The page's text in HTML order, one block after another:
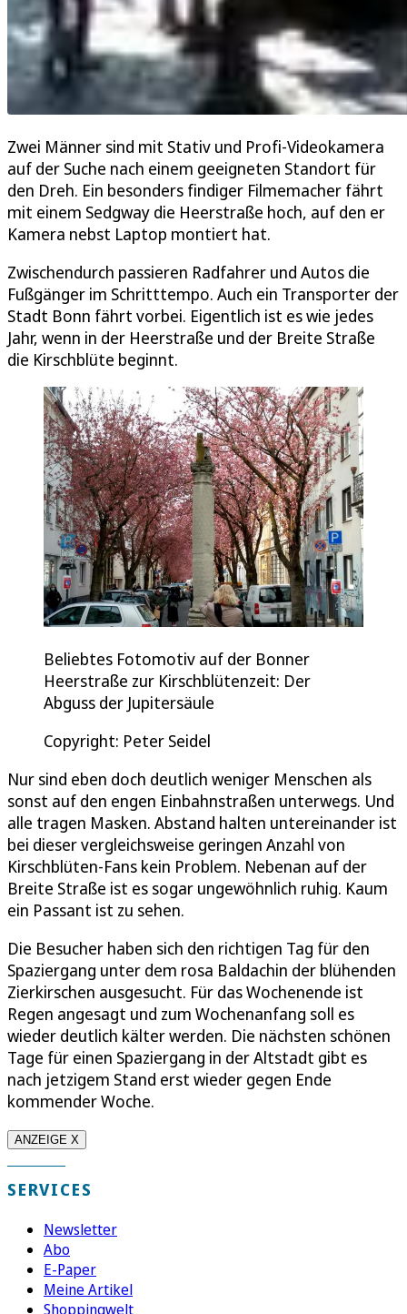
Zwei Männer sind mit Stativ und Profi-Videokamera
auf der Suche nach einem geeigneten Standort für
den Dreh. Ein besonders findiger Filmemacher fährt
mit einem Sedgway die Heerstraße hoch, auf den er
Kamera nebst Laptop montiert hat.
Zwischendurch passieren Radfahrer und Autos die
Fußgänger im Schritttempo. Auch ein Transporter der
Stadt Bonn fährt vorbei. Eigentlich ist es wie jedes
Jahr, wenn in der Heerstraße und der Breite Straße
die Kirschblüte beginnt.
Beliebtes Fotomotiv auf der Bonner
Heerstraße zur Kirschblütenzeit: Der
Abguss der Jupitersäule
Copyright: Peter Seidel
Nur sind eben doch deutlich weniger Menschen als
sonst auf den engen Einbahnstraßen unterwegs. Und
alle tragen Masken. Abstand halten untereinander ist
bei dieser vergleichsweise geringen Anzahl von
Kirschblüten-Fans kein Problem. Nebenan auf der
Breite Straße ist es sogar ungewöhnlich ruhig. Kaum
ein Passant ist zu sehen.
Die Besucher haben sich den richtigen Tag für den
Spaziergang unter dem rosa Baldachin der blühenden
Zierkirschen ausgesucht. Für das Wochenende ist
Regen angesagt und zum Wochenanfang soll es
wieder deutlich kälter werden. Die nächsten schönen
Tage für einen Spaziergang in der Altstadt gibt es
nach jetzigem Stand erst wieder gegen Ende
kommender Woche.
ANZEIGE X
SERVICES
Newsletter
Abo
E-Paper
Meine Artikel
Shoppingwelt